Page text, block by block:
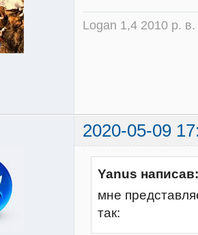
Logan 1,4 2010 р.
2020-05-09
Yanus написав:
мне
так: